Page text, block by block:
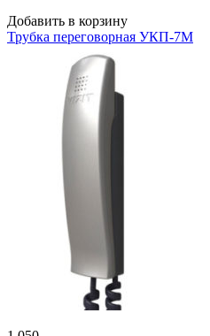
Добавить в корзину
Трубка переговорная УКП-7M